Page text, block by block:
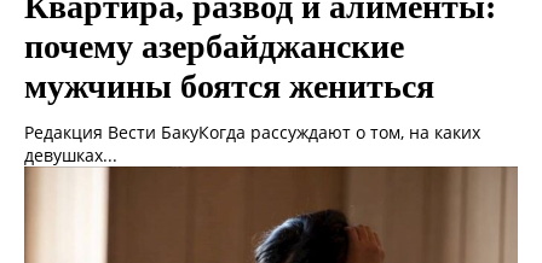
почему азербайджанские
мужчины боятся жениться
Редакция Вести БакуКогда рассуждают о том, на каких
девушках...